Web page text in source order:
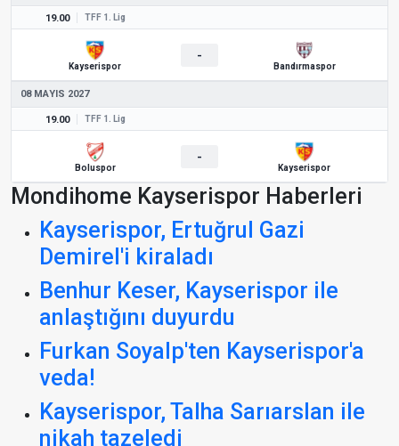
19.00 TFF 1. Lig
Kayserispor
-
Bandırmaspor
08 MAYIS 2027
19.00 TFF 1. Lig
Boluspor
-
Kayserispor
Mondihome Kayserispor Haberleri
Kayserispor, Ertuğrul Gazi
Demirel'i kiraladı
Benhur Keser, Kayserispor ile
anlaştığını duyurdu
Furkan Soyalp'ten Kayserispor'a
veda!
Kayserispor, Talha Sarıarslan ile
nikah tazeledi